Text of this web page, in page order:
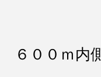
６００ｍ